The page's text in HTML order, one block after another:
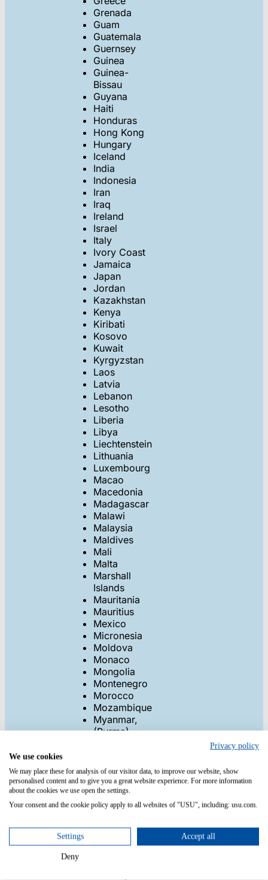
Grenada
Guam
Guatemala
Guernsey
Guinea
Guinea-
Bissau
Guyana
Haiti
Honduras
Hong Kong
Hungary
Iceland
India
Indonesia
Iran
Iraq
Ireland
Israel
Italy
Ivory Coast
Jamaica
Japan
Jordan
Kazakhstan
Kenya
Kiribati
Kosovo
Kuwait
Kyrgyzstan
Laos
Latvia
Lebanon
Lesotho
Liberia
Libya
Liechtenstein
Lithuania
Luxembourg
Macao
Macedonia
Madagascar
Malawi
Malaysia
Maldives
Mali
Malta
Marshall
Islands
Mauritania
Mauritius
Mexico
Micronesia
Moldova
Monaco
Mongolia
Montenegro
Morocco
Mozambique
Myanmar,
(Burma)
Nepal
Netherlands
New
Caledonia
Nicaragua
Privacy policy
We use cookies
We may place these for analysis of our visitor data, to improve our website, show
personalised content and to give you a great website experience. For more information
about the cookies we use open the settings.
Your consent and the cookie policy apply to all websites of "USU", including: usu.com.
Settings Accept all
Deny